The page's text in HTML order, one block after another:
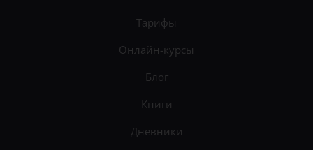
Тарифы
Онлайн-курсы
Блог
Книги
Дневники